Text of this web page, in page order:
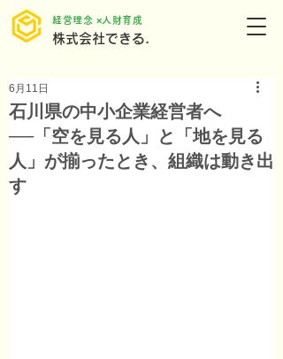
株式会社できる.
​経営理念 ×人財育成
石川県の中小企業経営者へ
──「空を見る人」と「地を見る
人」が揃ったとき、組織は動き出
す
6月11日